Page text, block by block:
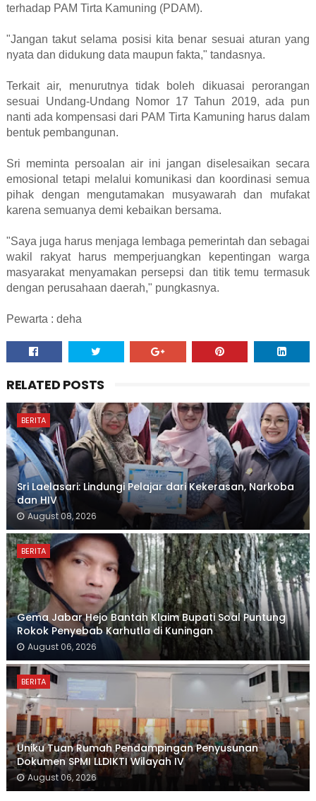
terhadap PAM Tirta Kamuning (PDAM).
"Jangan takut selama posisi kita benar sesuai aturan yang
nyata dan didukung data maupun fakta," tandasnya.
Terkait air, menurutnya tidak boleh dikuasai perorangan
sesuai Undang-Undang Nomor 17 Tahun 2019, ada pun
nanti ada kompensasi dari PAM Tirta Kamuning harus dalam
bentuk pembangunan.
Sri meminta persoalan air ini jangan diselesaikan secara
emosional tetapi melalui komunikasi dan koordinasi semua
pihak dengan mengutamakan musyawarah dan mufakat
karena semuanya demi kebaikan bersama.
"Saya juga harus menjaga lembaga pemerintah dan sebagai
wakil rakyat harus memperjuangkan kepentingan warga
masyarakat menyamakan persepsi dan titik temu termasuk
dengan perusahaan daerah," pungkasnya.
Pewarta : deha
RELATED POSTS
BERITA
Sri Laelasari: Lindungi Pelajar dari Kekerasan, Narkoba
dan HIV
August 08, 2026
BERITA
Gema Jabar Hejo Bantah Klaim Bupati Soal Puntung
Rokok Penyebab Karhutla di Kuningan
August 06, 2026
BERITA
Uniku Tuan Rumah Pendampingan Penyusunan
Dokumen SPMI LLDIKTI Wilayah IV
August 06, 2026